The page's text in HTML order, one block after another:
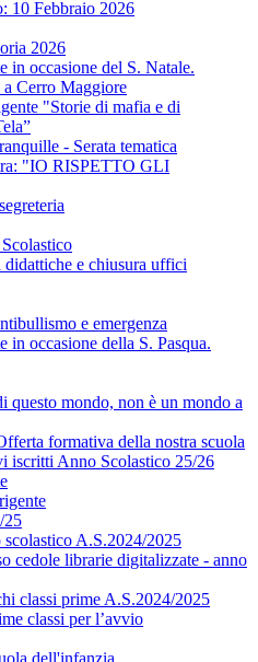
10 Febbraio 2026
2026
in occasione del S. Natale.
Cerro Maggiore
"Storie di mafia e di
- Serata tematica
"IO RISPETTO GLI
didattiche e chiusura uffici
e emergenza
in occasione della S. Pasqua.
questo mondo, non è un mondo a
formativa della nostra scuola
iscritti Anno Scolastico 25/26
25
A.S.2024/2025
cedole librarie digitalizzate - anno
classi prime A.S.2024/2025
classi per l’avvio
dell'infanzia